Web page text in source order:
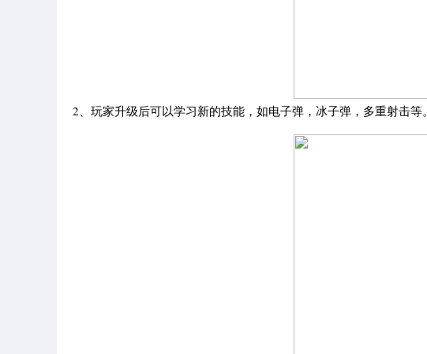
2、玩家升级后可以学习新的技能，如电子弹，冰子弹，多重射击等。